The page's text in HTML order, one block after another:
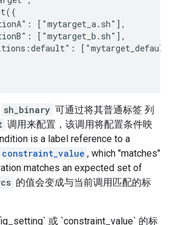
["mytarget_a.sh"],
["mytarget_b.sh"],
sh_binary 可通过将其普通标签 列
调用来配置，该调用将配置条件映
is a label reference to a
constraint_value , which "matches"
matches an expected set of
的值会变成与当前调用匹配的标
或 `constraint_value` 的标